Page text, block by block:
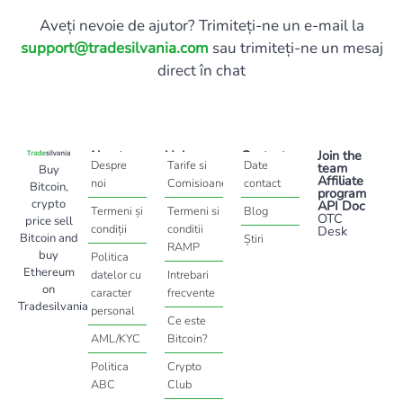
Aveți nevoie de ajutor? Trimiteți-ne un e-mail la
support@tradesilvania.com sau trimiteți-ne un mesaj
direct în chat
Buy
Bitcoin,
crypto
price sell
Bitcoin and
buy
Ethereum
on
Tradesilvania
About
Despre
noi
Termeni și
condiții
Politica
datelor cu
caracter
personal
AML/KYC
Politica
ABC
Help
Tarife si
Comisioane
Termeni si
conditii
RAMP
Intrebari
frecvente
Ce este
Bitcoin?
Crypto
Club
Contact
Date
contact
Blog
Știri
Join the
team
Affiliate
program
API Doc
OTC
Desk